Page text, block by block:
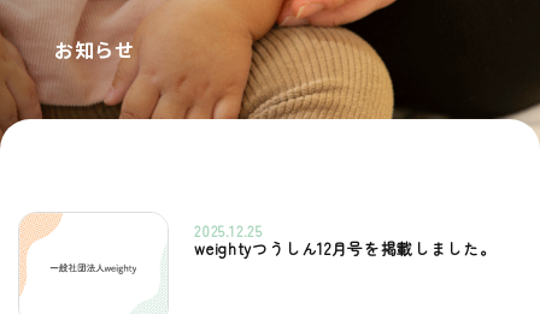
お知らせ
2025.12.25
weightyつうしん12月号を掲載しました。